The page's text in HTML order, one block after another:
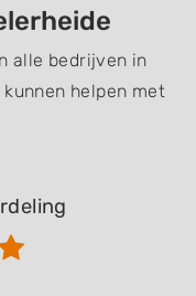
alle bedrijven in
helpen met